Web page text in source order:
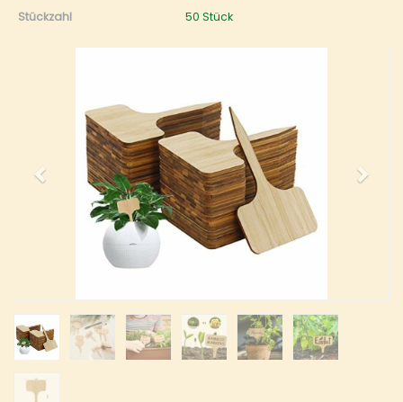
Stückzahl
50 Stück